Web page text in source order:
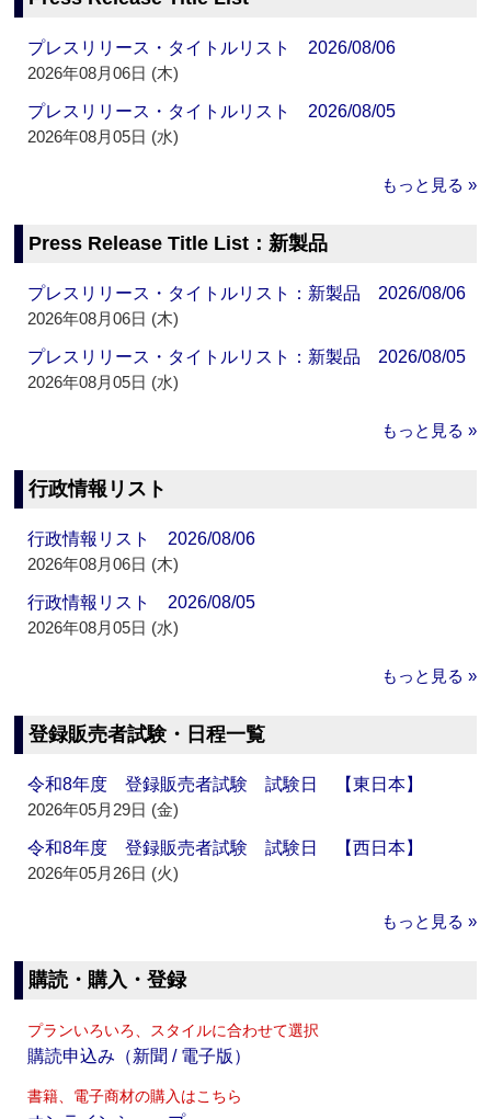
プレスリリース・タイトルリスト 2026/08/06
2026年08月06日 (木)
プレスリリース・タイトルリスト 2026/08/05
2026年08月05日 (水)
もっと見る »
Press Release Title List：新製品
プレスリリース・タイトルリスト：新製品 2026/08/06
2026年08月06日 (木)
プレスリリース・タイトルリスト：新製品 2026/08/05
2026年08月05日 (水)
もっと見る »
行政情報リスト
行政情報リスト 2026/08/06
2026年08月06日 (木)
行政情報リスト 2026/08/05
2026年08月05日 (水)
もっと見る »
登録販売者試験・日程一覧
令和8年度 登録販売者試験 試験日 【東日本】
2026年05月29日 (金)
令和8年度 登録販売者試験 試験日 【西日本】
2026年05月26日 (火)
もっと見る »
購読・購入・登録
プランいろいろ、スタイルに合わせて選択
購読申込み（新聞 / 電子版）
書籍、電子商材の購入はこちら